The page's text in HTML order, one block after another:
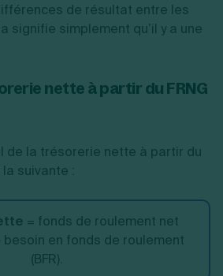
de résultat entre les
signifie simplement qu’il y a une
nette à partir du FRNG
de la trésorerie nette à partir du
la suivante :
= fonds de roulement net
besoin en fonds de roulement
(BFR).